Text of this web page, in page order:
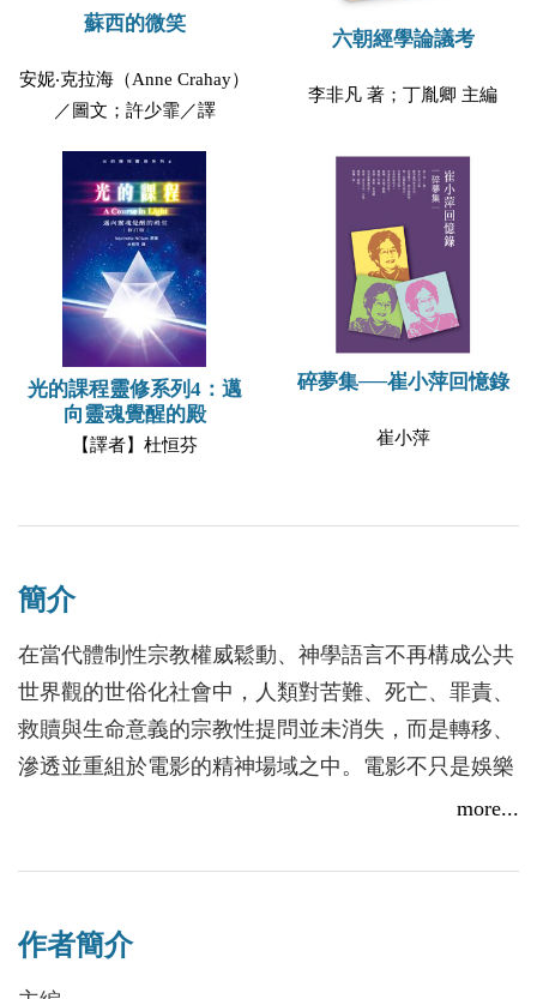
蘇西的微笑
安妮‧克拉海（Anne Crahay）
／圖文；許少霏／譯
六朝經學論議考
李非凡 著；丁胤卿 主編
光的課程靈修系列4：邁
向靈魂覺醒的殿
【譯者】杜恒芬
碎夢集──崔小萍回憶錄
崔小萍
簡介
在當代體制性宗教權威鬆動、神學語言不再構成公共
世界觀的世俗化社會中，人類對苦難、死亡、罪責、
救贖與生命意義的宗教性提問並未消失，而是轉移、
滲透並重組於電影的精神場域之中。電影不只是娛樂
工業的產物，更逐步承擔起過去由宗教體制所承載的
媒介。
◎基督宗教
從西方基督教電影歷史出發，深入分析塔可夫斯基、
more...
作者簡介